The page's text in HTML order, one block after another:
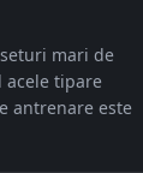
mari de
tipare
antrenare este